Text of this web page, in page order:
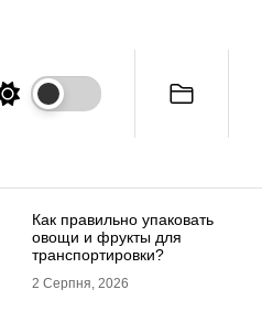
Как правильно упаковать
овощи и фрукты для
транспортировки?
2 Серпня, 2026